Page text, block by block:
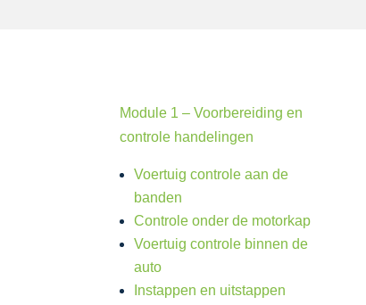
Module 1 – Voorbereiding en
controle handelingen
Voertuig controle aan de
banden
Controle onder de motorkap
Voertuig controle binnen de
auto
Instappen en uitstappen